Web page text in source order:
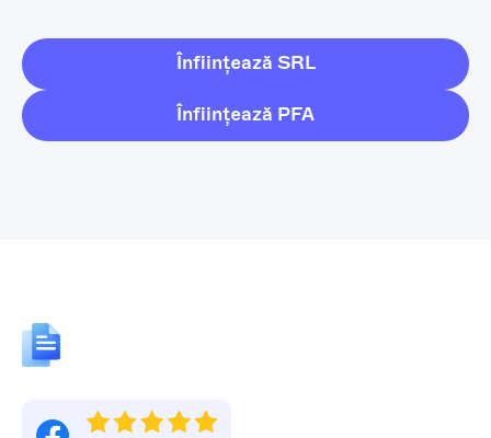
Înființează SRL
Înființează PFA